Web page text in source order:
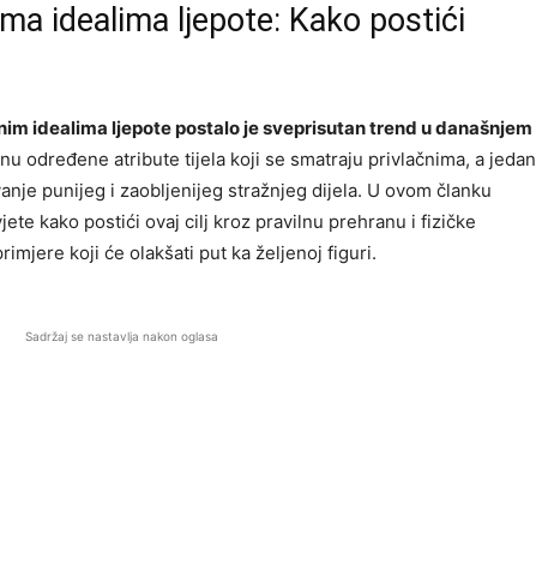
idealima ljepote: Kako postići
idealima ljepote postalo je sveprisutan trend u današnjem
određene atribute tijela koji se smatraju privlačnima, a jedan
punijeg i zaobljenijeg stražnjeg dijela. U ovom članku
kako postići ovaj cilj kroz pravilnu prehranu i fizičke
koji će olakšati put ka željenoj figuri.
Sadržaj se nastavlja nakon oglasa